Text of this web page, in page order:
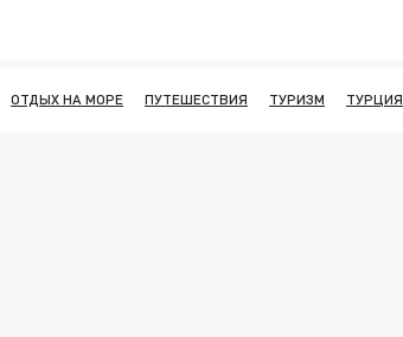
ОТДЫХ НА МОРЕ ПУТЕШЕСТВИЯ ТУРИЗМ ТУРЦИЯ